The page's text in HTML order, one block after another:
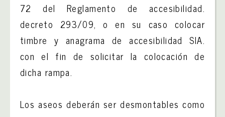
72 del Reglamento de accesibilidad.
decreto 293/09, o en su caso colocar
timbre y anagrama de accesibilidad SIA.
con el fin de solicitar la colocación de
dicha rampa.
Los aseos deberán ser desmontables como